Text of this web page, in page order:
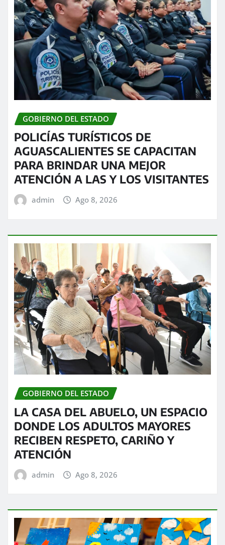
GOBIERNO DEL ESTADO
POLICÍAS TURÍSTICOS DE
AGUASCALIENTES SE CAPACITAN
PARA BRINDAR UNA MEJOR
ATENCIÓN A LAS Y LOS VISITANTES
admin Ago 8, 2026
GOBIERNO DEL ESTADO
LA CASA DEL ABUELO, UN ESPACIO
DONDE LOS ADULTOS MAYORES
RECIBEN RESPETO, CARIÑO Y
ATENCIÓN
admin Ago 8, 2026